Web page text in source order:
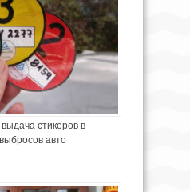
стикеров в
авто